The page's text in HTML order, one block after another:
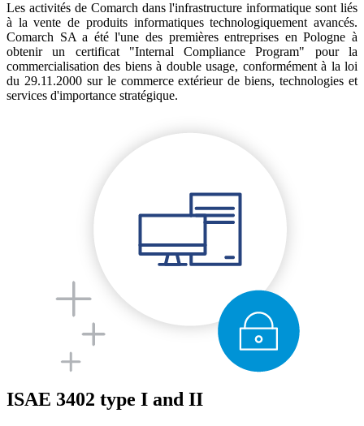
Les activités de Comarch dans l'infrastructure informatique sont liés
à la vente de produits informatiques technologiquement avancés.
Comarch SA a été l'une des premières entreprises en Pologne à
obtenir un certificat "Internal Compliance Program" pour la
commercialisation des biens à double usage, conformément à la loi
du 29.11.2000 sur le commerce extérieur de biens, technologies et
services d'importance stratégique.
ISAE 3402 type I and II